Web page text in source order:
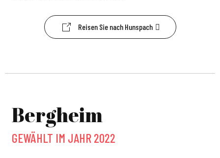
Reisen Sie nach Hunspach
Bergheim
GEWÄHLT IM JAHR 2022